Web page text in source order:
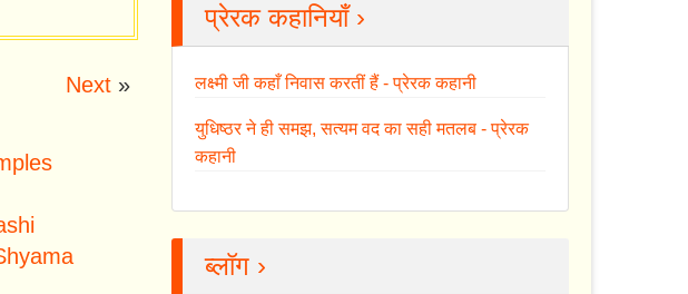
Next»
प्रेरक कहानियाँ ›
लक्ष्मी जी कहाँ निवास करतीं हैं - प्रेरक कहानी
युधिष्ठर ने ही समझ, सत्यम वद का सही मतलब - प्रेरक
कहानी
ब्लॉग ›